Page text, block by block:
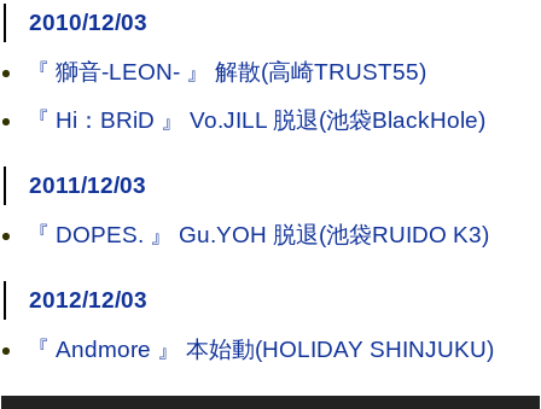
2010/12/03
『 獅音-LEON- 』 解散(高崎TRUST55)
『 Hi：BRiD 』 Vo.JILL 脱退(池袋BlackHole)
2011/12/03
『 DOPES. 』 Gu.YOH 脱退(池袋RUIDO K3)
2012/12/03
『 Andmore 』 本始動(HOLIDAY SHINJUKU)